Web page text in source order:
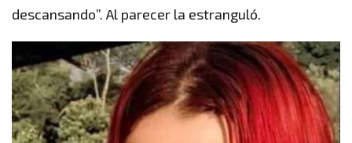
descansando”. Al parecer la estranguló.